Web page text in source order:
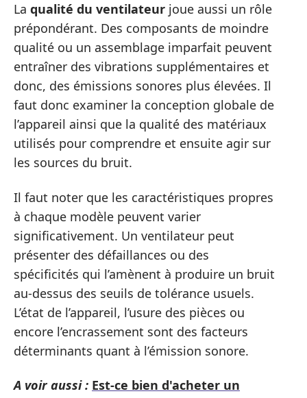
La qualité du ventilateur joue aussi un rôle
prépondérant. Des composants de moindre
qualité ou un assemblage imparfait peuvent
entraîner des vibrations supplémentaires et
donc, des émissions sonores plus élevées. Il
faut donc examiner la conception globale de
l’appareil ainsi que la qualité des matériaux
utilisés pour comprendre et ensuite agir sur
les sources du bruit.
Il faut noter que les caractéristiques propres
à chaque modèle peuvent varier
significativement. Un ventilateur peut
présenter des défaillances ou des
spécificités qui l’amènent à produire un bruit
au-dessus des seuils de tolérance usuels.
L’état de l’appareil, l’usure des pièces ou
encore l’encrassement sont des facteurs
déterminants quant à l’émission sonore.
A voir aussi : Est-ce bien d'acheter un